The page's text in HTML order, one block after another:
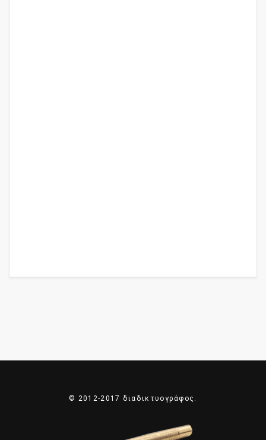
© 2012-2017 διαδικτυογράφος.